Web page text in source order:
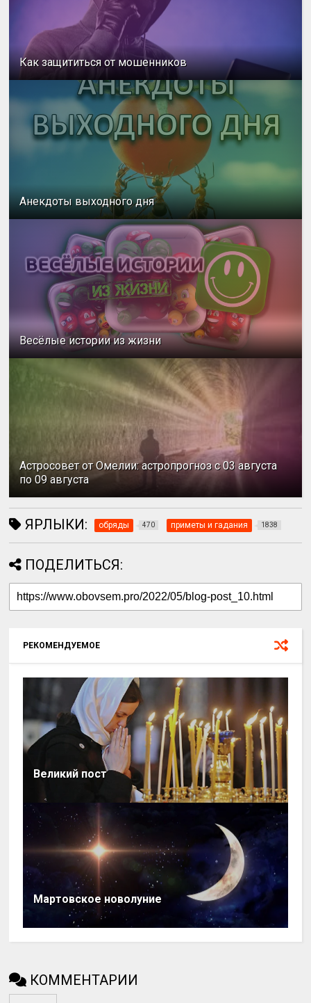
Как защититься от мошенников
Анекдоты выходного дня
Весёлые истории из жизни
Астросовет от Омелии: астропрогноз с 03 августа
по 09 августа
ЯРЛЫКИ: обряды 470 приметы и гадания 1838
ПОДЕЛИТЬСЯ:
РЕКОМЕНДУЕМОЕ
Великий пост
Мартовское новолуние
КОММЕНТАРИИ